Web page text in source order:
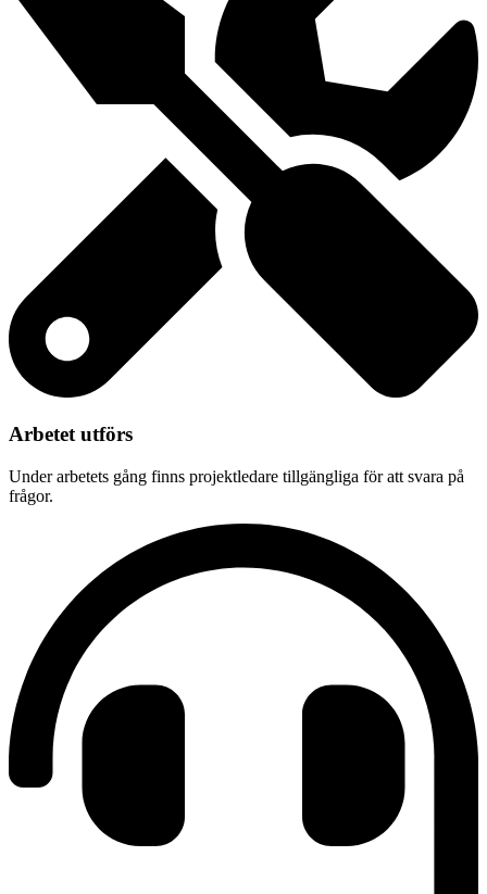
Arbetet utförs
Under arbetets gång finns projektledare tillgängliga för att svara på
frågor.